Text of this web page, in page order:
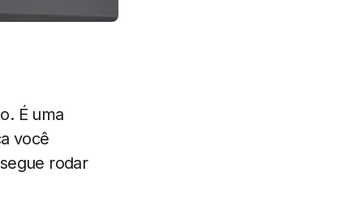
É uma
você
rodar